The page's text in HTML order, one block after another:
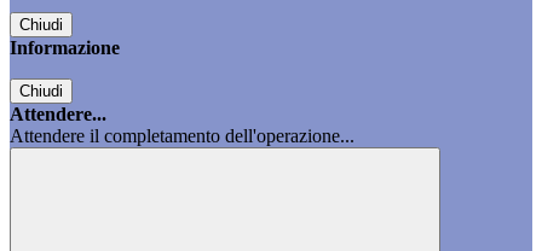
Chiudi
Informazione
Chiudi
Attendere...
Attendere il completamento dell'operazione...